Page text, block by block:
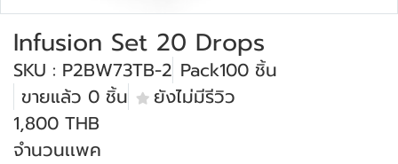
Infusion Set 20 Drops
SKU : P2BW73TB-2 Pack100 ชิ้น
ขายแล้ว 0 ชิ้น
ยังไม่มีรีวิว
1,800 THB
จำนวนเเพค